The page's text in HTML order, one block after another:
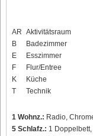
AR Aktivitätsraum
B
Badezimmer
E
Esszimmer
F
Flur/Entree
K
Küche
T
Technik
1 Wohnz.: Radio,
5 Schlafz.: 1